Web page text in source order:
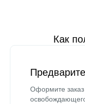
Как
Оформите